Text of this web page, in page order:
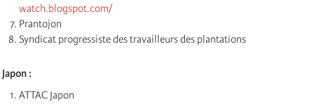
watch.blogspot.com/
Prantojon
Syndicat progressiste des travailleurs des plantations
Japon :
ATTAC Japon